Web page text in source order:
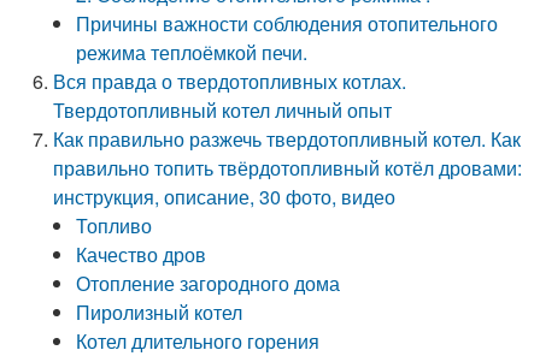
Причины важности соблюдения отопительного
режима теплоёмкой печи.
Вся правда о твердотопливных котлах.
Твердотопливный котел личный опыт
Как правильно разжечь твердотопливный котел. Как
правильно топить твёрдотопливный котёл дровами:
инструкция, описание, 30 фото, видео
Топливо
Качество дров
Отопление загородного дома
Пиролизный котел
Котел длительного горения